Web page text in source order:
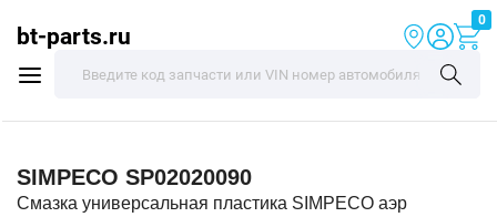
bt-parts.ru
0
SIMPECO SP02020090
Смазка универсальная пластика SIMPECO аэр